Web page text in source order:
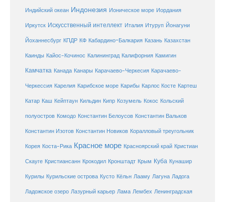
Индийский океан Индонезия Ионическое море Иордания
Иркутск Искусственный интеллект Италия Итуруп Йонагуни
Йоханнесбург КПДР КФ Кабардино-Балкария Казань Казахстан
Каинды Кайос-Кочинос Калининград Калифорния Камигин
Камчатка Канада Канары Карачаево-Черкесия Карачаево-
Черкессия Карелия Карибское море Карибы Карлос Косте Картеш
Катар Каш Кейптаун Кильдин Кипр Козумель Кокос Кольский
полуостров Комодо Константин Белоусов Константин Вальков
Константин Изотов Константин Новиков Коралловый треугольник
Корея Коста-Рика Красное море Красноярский край Кристиан
Скауге Кристиансанн Крокодил Кронштадт Крым Куба Кунашир
Курилы Курильские острова Кусто Кёльн Лааму Лагуна Ладога
Ладожское озеро Лазурный карьер Лама Лембех Ленинградская